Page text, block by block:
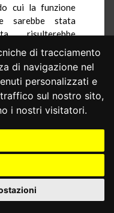
di tracciamento
di navigazione nel
personalizzati e
sul nostro sito,
i nostri visitatori.
cui la funzione
sarebbe stata
risulterebbe
prevede
dei
presupposti e
la parte privata
con le
conclusioni già
gli
diritto
preliminari del